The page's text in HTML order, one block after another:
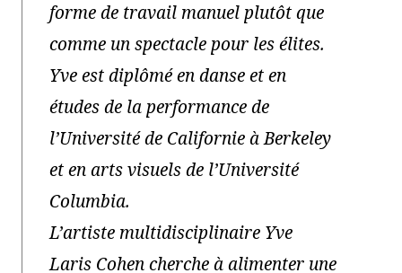
forme de travail manuel plutôt que
comme un spectacle pour les élites.
Yve est diplômé en danse et en
études de la performance de
l’Université de Californie à Berkeley
et en arts visuels de l’Université
Columbia.
L’artiste multidisciplinaire Yve
Laris Cohen cherche à alimenter une